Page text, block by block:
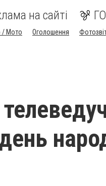
на сайті
/ Мото Оголошення